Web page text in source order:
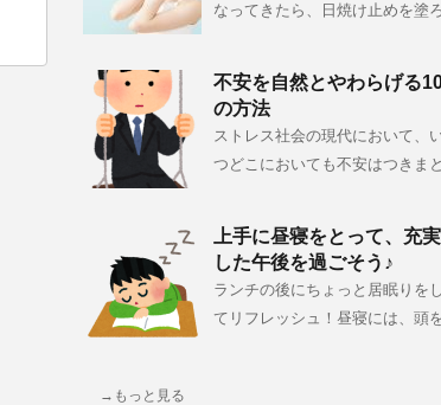
なってきたら、日焼け止めを塗ろ
不安を自然とやわらげる
の方法
ストレス社会の現代において、
つどこにおいても不安はつきまと
上手に昼寝をとって、充実
した午後を過ごそう♪
ランチの後にちょっと居眠りをし
てリフレッシュ！昼寝には、頭
→もっと見る